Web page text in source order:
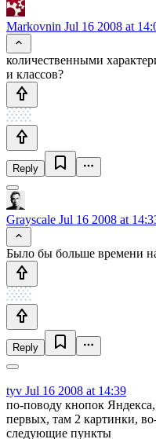
Markovnin Jul 16 2008 at
количественными
и классов?
Reply
Grayscale Jul 16 2008 at
Было бы больше времени
Reply
tyv Jul 16 2008 at 14:39
по-поводу кнопок
первых, там 2 картинки,
следующие пункты